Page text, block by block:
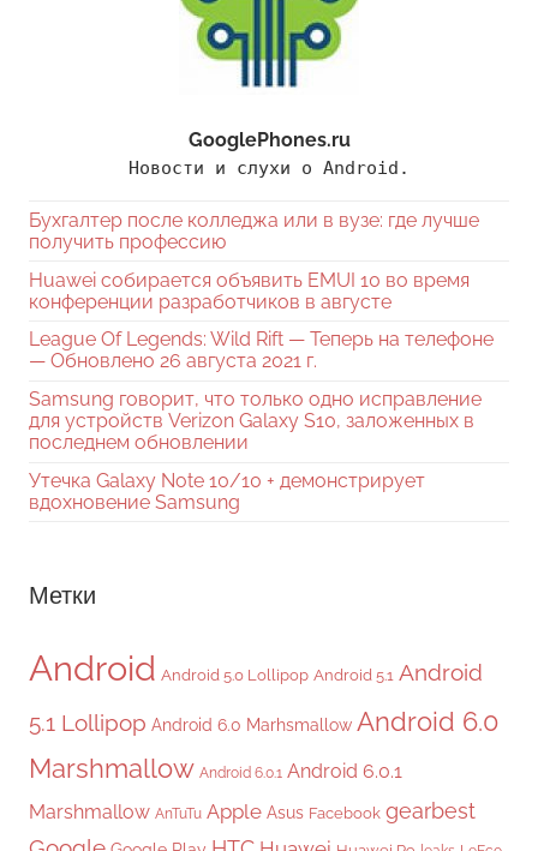
GooglePhones.ru
Новости и слухи о Android.
Бухгалтер после колледжа или в вузе: где лучше
получить профессию
Huawei собирается объявить EMUI 10 во время
конференции разработчиков в августе
League Of Legends: Wild Rift — Теперь на телефоне
— Обновлено 26 августа 2021 г.
Samsung говорит, что только одно исправление
для устройств Verizon Galaxy S10, заложенных в
последнем обновлении
Утечка Galaxy Note 10/10 + демонстрирует
вдохновение Samsung
Метки
Android Android 5.0 Lollipop Android 5.1 Android
5.1 Lollipop Android 6.0 Marhsmallow Android 6.0
Marshmallow Android 6.0.1 Android 6.0.1
Marshmallow AnTuTu Apple Asus Facebook gearbest